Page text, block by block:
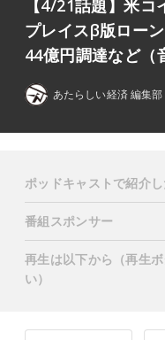
【4/21話題】米
プレイスβ版ロー
44億円調達など（
あたらしい経済 編集部
ポッドキャストで紹介
番組スポンサー
再生は以下から（再生
い）